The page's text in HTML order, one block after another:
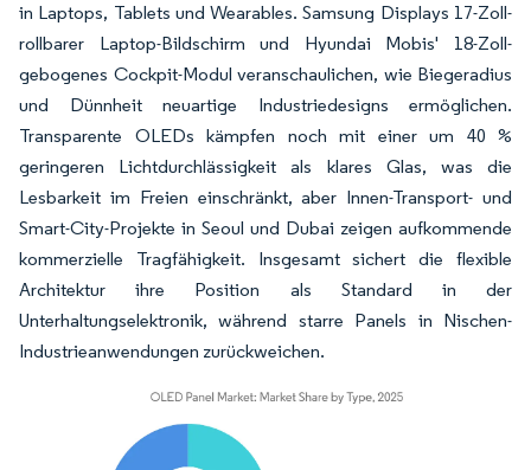
in Laptops, Tablets und Wearables. Samsung Displays 17-Zoll-
rollbarer Laptop-Bildschirm und Hyundai Mobis' 18-Zoll-
gebogenes Cockpit-Modul veranschaulichen, wie Biegeradius
und Dünnheit neuartige Industriedesigns ermöglichen.
Transparente OLEDs kämpfen noch mit einer um 40 %
geringeren Lichtdurchlässigkeit als klares Glas, was die
Lesbarkeit im Freien einschränkt, aber Innen-Transport- und
Smart-City-Projekte in Seoul und Dubai zeigen aufkommende
kommerzielle Tragfähigkeit. Insgesamt sichert die flexible
Architektur ihre Position als Standard in der
Unterhaltungselektronik, während starre Panels in Nischen-
Industrieanwendungen zurückweichen.